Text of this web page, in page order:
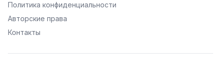
Политика конфиденциальности
Авторские права
Контакты